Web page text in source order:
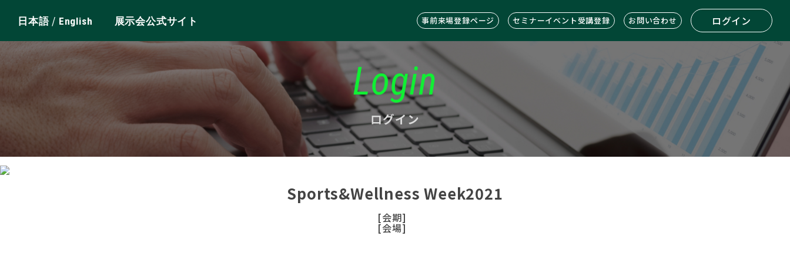
日本語/ English 展示会公式サイト 事前来場登録ページ セミナーイベント受講登録 お問い合わせ ログイン
Login
ログイン
Sports&Wellness Week2021
[会期]
[会場]